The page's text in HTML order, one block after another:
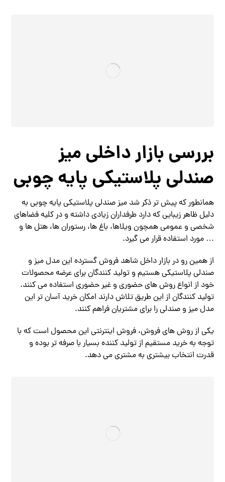
بررسی بازار داخلی میز
صندلی پلاستیکی پایه چوبی
همانطور که پیش تر ذکر شد میز صندلی پلاستیکی پایه چوبی به
دلیل ظاهر زیبایی که دارد طرفداران زیادی داشته و در کلیه فضاهای
شخصی و عمومی همچون ویلاها، باغ ها، رستوران ها، هتل ها و
… مورد استفاده قرار می گیرد.
از همین رو در بازار داخل شاهد فروش گسترده این مدل میز و
صندلی پلاستیکی هستیم و تولید کنندگان برای عرضه محصولات
خود از انواع روش های حضوری و غیر حضوری استفاده می کنند.
تولید کنندگان از این طریق تلاش دارند امکان خرید آسان تر این
مدل میز و صندلی را برای مشتریان فراهم کنند.
یکی از روش های فروش، فروش اینترنتی این محصول است که با
توجه به خرید مستقیم از تولید کننده بسیار با صرفه تر بوده و
قدرت انتخاب بیشتری به مشتری می دهد.